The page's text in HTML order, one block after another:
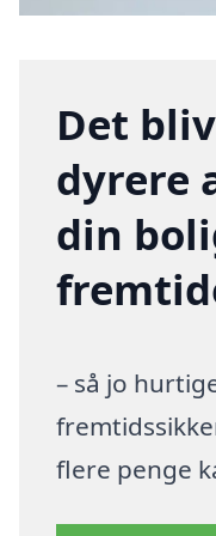
Det
dyrere
din
– så jo
flere penge